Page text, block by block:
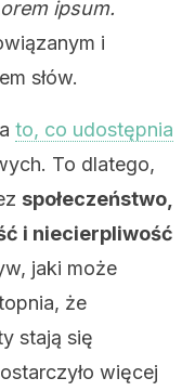
ipsum.
i
słów.
to, co udostępnia
To dlatego,
społeczeństwo,
i niecierpliwość
jaki może
że
stają się
więcej